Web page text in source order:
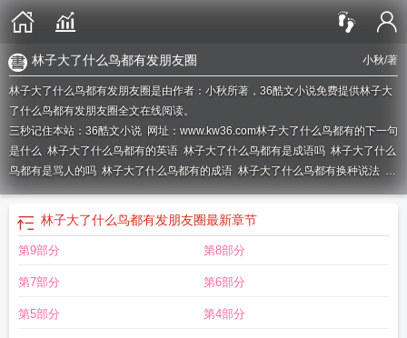
小秋/著
林子大了什么鸟都有发朋友圈
林子大了什么鸟都有发朋友圈是由作者：小秋所著，36酷文小说免费提供林子大
了什么鸟都有发朋友圈全文在线阅读。
三秒记住本站：36酷文小说 网址：www.kw36.com林子大了什么鸟都有的下一句
是什么 林子大了什么鸟都有的英语 林子大了什么鸟都有是成语吗 林子大了什么
鸟都有是骂人的吗 林子大了什么鸟都有的成语 林子大了什么鸟都有换种说法 林
子大了什么鸟都有出自林子大了什么鸟都有表情包林子大了什么鸟都有by冬
林子大了什么鸟都有的讽刺图 林子大了什么鸟都有是什么歌
都有在线阅读
大了什么鸟都有怎么回复
林子大了什么鸟都有的图片
大了什么鸟都有的文案
林子大了什么鸟都有高情商怎么说
英语怎么说
林子大了什么鸟都有的朋友圈说说林子大了什么鸟都有下一句怎么
林子大了什么鸟都有发朋友圈最新章节
第9部分 第8部分
第7部分 第6部分
第5部分 第4部分